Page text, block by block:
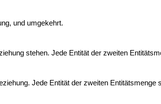
und umgekehrt.
stehen. Jede Entität der zweiten
Jede Entität der zweiten Entitätsmenge